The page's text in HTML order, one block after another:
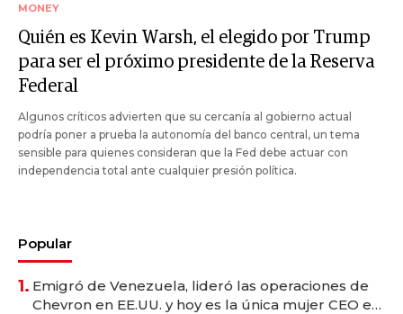
MONEY
Quién es Kevin Warsh, el elegido por Trump
para ser el próximo presidente de la Reserva
Federal
Algunos críticos advierten que su cercanía al gobierno actual
podría poner a prueba la autonomía del banco central, un tema
sensible para quienes consideran que la Fed debe actuar con
independencia total ante cualquier presión política.
Popular
1. Emigró de Venezuela, lideró las operaciones de
Chevron en EE.UU. y hoy es la única mujer CEO en